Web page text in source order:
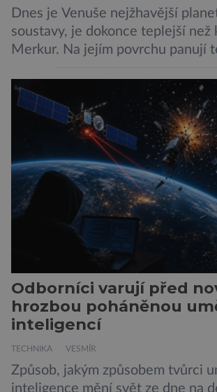
Dnes je Venuše nejžhavější
soustavy, je dokonce teplejší než
Merkur. Na jejím povrchu panují
hustší než na Zemi a aby toho
oblaků se snáší kapky kyseliny
není to prostředí, ve kterém by
chtěl strávit […]
Odborníci varují před
hrozbou poháněnou
inteligencí
TECHNIKA VESMÍR
Způsob, jakým způsobem tvůrci
inteligence mění svět ze dne na